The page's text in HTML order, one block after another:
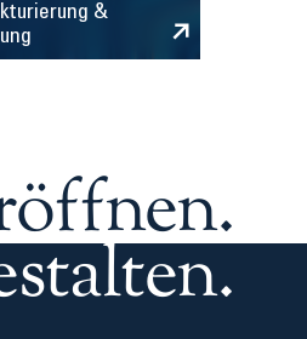
&